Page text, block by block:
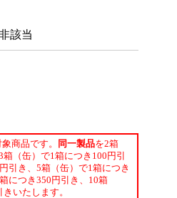
該当
商品です。 同一製品を2箱
（缶）で1箱につき100円引
引き、5箱（缶）で1箱につき
につき350円引き、10箱
いたします。